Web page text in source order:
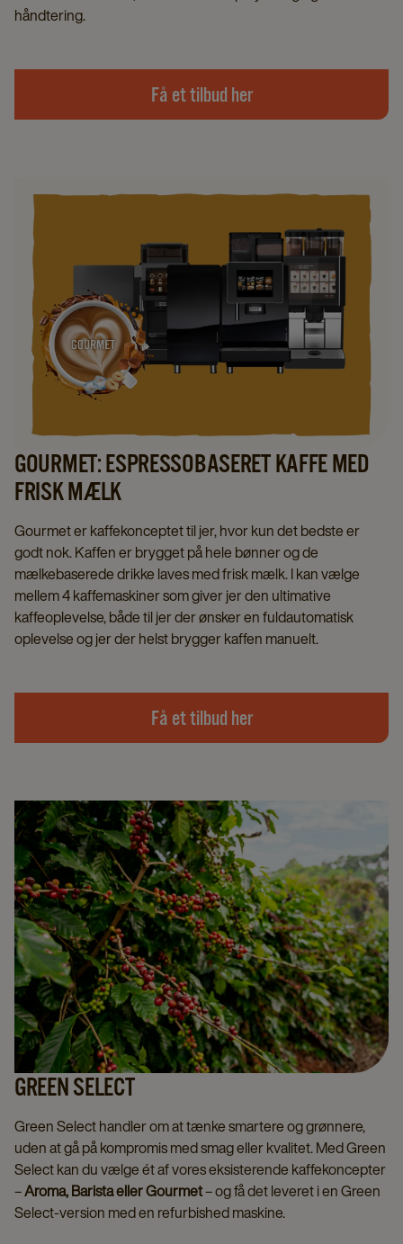
håndtering.
Få et tilbud her
GOURMET: ESPRESSOBASERET KAFFE MED
FRISK MÆLK
Gourmet er kaffekonceptet til jer, hvor kun det bedste er
godt nok. Kaffen er brygget på hele bønner og de
mælkebaserede drikke laves med frisk mælk. I kan vælge
mellem 4 kaffemaskiner som giver jer den ultimative
kaffeoplevelse, både til jer der ønsker en fuldautomatisk
oplevelse og jer der helst brygger kaffen manuelt.
Få et tilbud her
GREEN SELECT
Green Select handler om at tænke smartere og grønnere,
uden at gå på kompromis med smag eller kvalitet. Med Green
Select kan du vælge ét af vores eksisterende kaffekoncepter
–Aroma, Barista eller Gourmet– og få det leveret i en Green
Select-version med en refurbished maskine.